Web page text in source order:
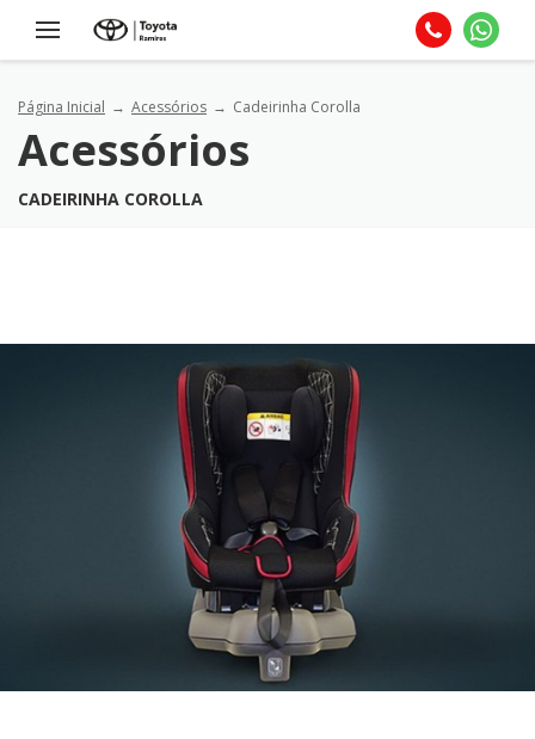
Página Inicial Acessórios Cadeirinha Corolla
Acessórios
CADEIRINHA COROLLA